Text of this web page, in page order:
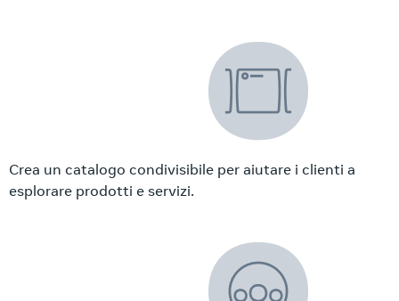
Crea un catalogo condivisibile per aiutare i clienti a
esplorare prodotti e servizi.